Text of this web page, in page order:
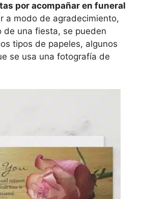
por acompañar en funeral
a modo de agradecimiento,
de una fiesta, se pueden
tipos de papeles, algunos
se usa una fotografía de